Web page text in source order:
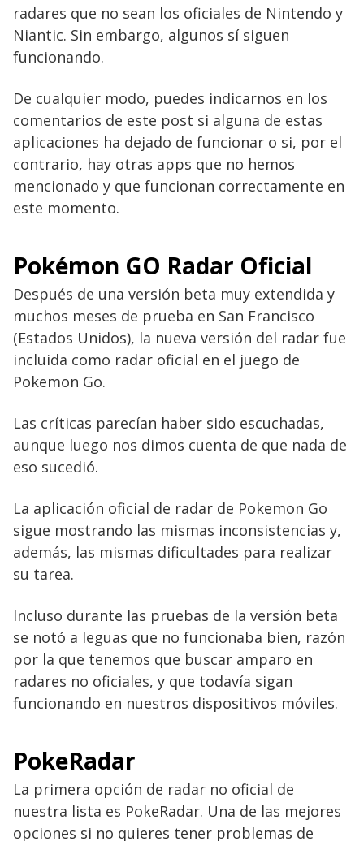
radares que no sean los oficiales de Nintendo y
Niantic. Sin embargo, algunos sí siguen
funcionando.
De cualquier modo, puedes indicarnos en los
comentarios de este post si alguna de estas
aplicaciones ha dejado de funcionar o si, por el
contrario, hay otras apps que no hemos
mencionado y que funcionan correctamente en
este momento.
Pokémon GO Radar Oficial
Después de una versión beta muy extendida y
muchos meses de prueba en San Francisco
(Estados Unidos), la nueva versión del radar fue
incluida como radar oficial en el juego de
Pokemon Go.
Las críticas parecían haber sido escuchadas,
aunque luego nos dimos cuenta de que nada de
eso sucedió.
La aplicación oficial de radar de Pokemon Go
sigue mostrando las mismas inconsistencias y,
además, las mismas dificultades para realizar
su tarea.
Incluso durante las pruebas de la versión beta
se notó a leguas que no funcionaba bien, razón
por la que tenemos que buscar amparo en
radares no oficiales, y que todavía sigan
funcionando en nuestros dispositivos móviles.
PokeRadar
La primera opción de radar no oficial de
nuestra lista es PokeRadar. Una de las mejores
opciones si no quieres tener problemas de